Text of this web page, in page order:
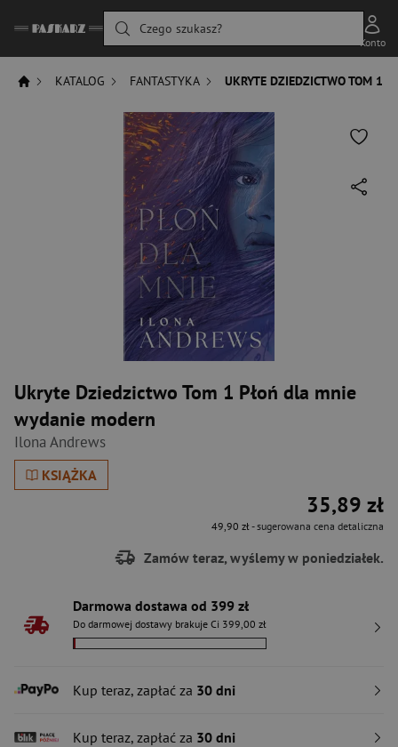
Czego szukasz?
Konto
KATALOG FANTASTYKA UKRYTE DZIEDZICTWO TOM 1
Ukryte Dziedzictwo Tom 1 Płoń dla mnie
wydanie modern
Ilona Andrews
KSIĄŻKA
35,89 zł
49,90 zł- sugerowana cena detaliczna
Zamów teraz, wyślemy w poniedziałek.
Darmowa dostawa od 399 zł
Do darmowej dostawy brakuje Ci 399,00 zł
Kup teraz, zapłać za 30 dni
Kup teraz, zapłać za 30 dni